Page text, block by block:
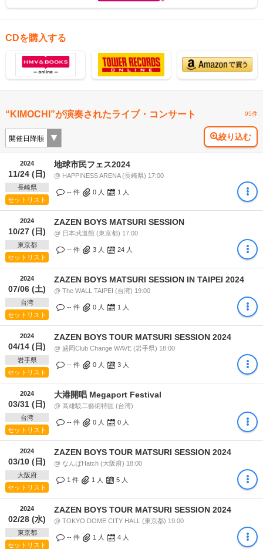
CDを購入する
“KIMOCHI”が演奏されたライブ・コンサート 95件
絞り込む
2024
11/24 (日)
長崎県
セットリスト
地球市民フェス2024
@ HAPPINESS ARENA (長崎県) 17:00
-- 件 0 人 1 人
2024
10/27 (日)
東京都
セットリスト
ZAZEN BOYS MATSURI SESSION
@ 日本武道館 (東京都) 17:00
-- 件 3 人 24 人
2024
07/06 (土)
台湾
セットリスト
ZAZEN BOYS MATSURI SESSION IN TAIPEI 2024
@ The WALL TAIPEI (台湾) 19:00
-- 件 0 人 1 人
2024
04/14 (日)
岩手県
セットリスト
ZAZEN BOYS TOUR MATSURI SESSION 2024
@ 盛岡Club Change WAVE (岩手県) 18:00
-- 件 0 人 3 人
2024
03/31 (日)
台湾
セットリスト
大港開唱 Megaport Festival
@ 高雄駁二藝術特區 (台湾)
-- 件 0 人 0 人
2024
03/10 (日)
大阪府
セットリスト
ZAZEN BOYS TOUR MATSURI SESSION 2024
@ なんばHatch (大阪府) 18:00
1 件 1 人 5 人
2024
02/28 (水)
東京都
セットリスト
ZAZEN BOYS TOUR MATSURI SESSION 2024
@ TOKYO DOME CITY HALL (東京都) 19:00
-- 件 1 人 4 人